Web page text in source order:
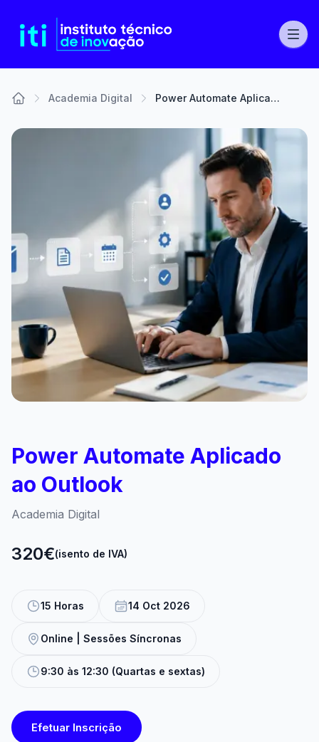
Academia Digital Power Automate Aplicado ao Outlook
Power Automate Aplicado
ao Outlook
Academia Digital
320€(isento de IVA)
15 Horas 14 Oct 2026
Online | Sessões Síncronas
9:30 às 12:30 (Quartas e sextas)
Efetuar Inscrição